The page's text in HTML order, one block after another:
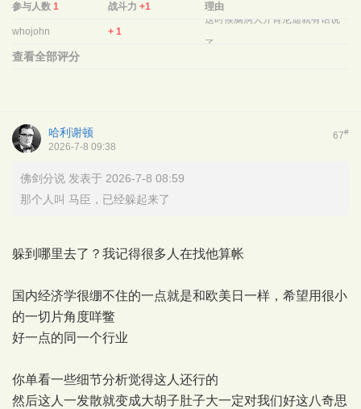
参与人数 1 战斗力+1 理由
whojohn + 1
这时候脑洞大开肯尼迪就有话说
了.
查看全部评分
67#
哈利谢顿
2026-7-8 09:38
佛剑分说 发表于 2026-7-8 08:59
那个人叫 马臣，已经躲起来了
躲到哪里去了？我记得很多人在找他算帐
国内经济学很绷不住的一点就是和欧美日一样，希望用很小
的一切片角度咩鳖
好一点的同一个行业
你单看一些细节分析觉得这人还行的
然后这人一发散就变成大胡子肚子大一定对我们好这八奇思